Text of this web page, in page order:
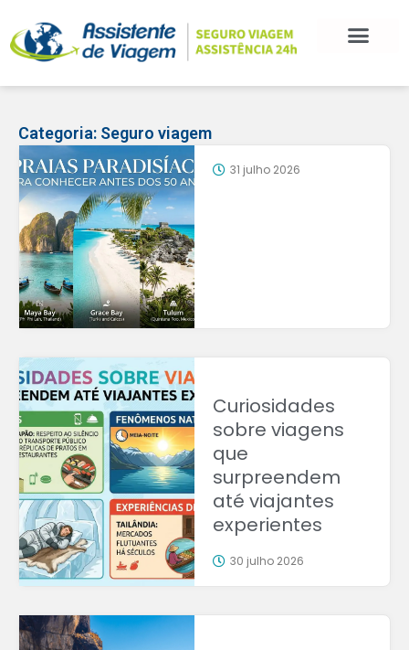
Categoria: Seguro viagem
31 julho 2026
Curiosidades
sobre viagens
que
surpreendem
até viajantes
experientes
30 julho 2026